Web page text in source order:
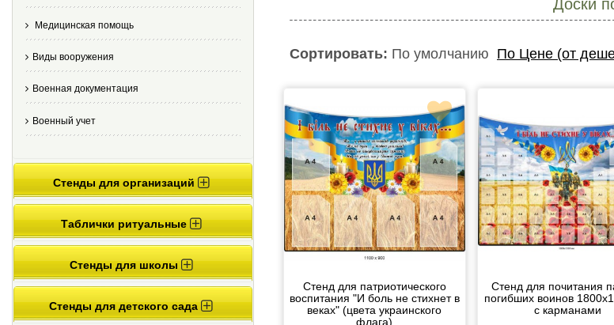
Медицинская помощь
Виды вооружения
Военная документация
Военный учет
Стенды для организаций
Таблички ритуальные
Стенды для школы
Стенды для детского сада
Доски
Сортировать: По умолчанию По Цене (от
Стенд для патриотического
воспитания "И боль не стихнет в
веках" (цвета украинского
флага)
Стенд для почитания
погибших воинов
с карманами